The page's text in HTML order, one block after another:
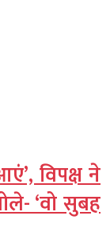
विपक्ष ने
‘वो सुबह